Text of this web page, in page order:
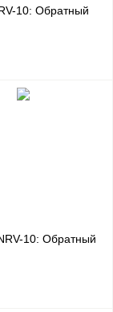
10: Обратный
10: Обратный